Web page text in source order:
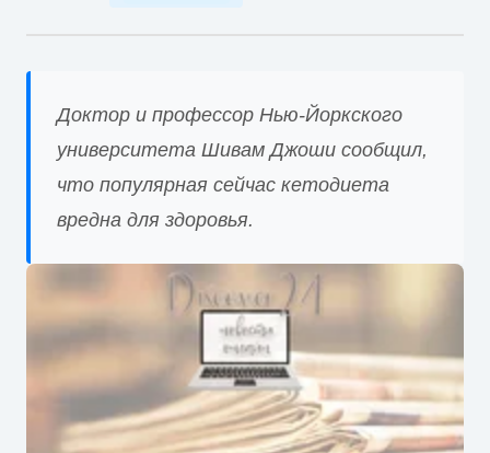
Доктор и профессор Нью-Йоркского
университета Шивам Джоши сообщил,
что популярная сейчас кетодиета
вредна для здоровья.